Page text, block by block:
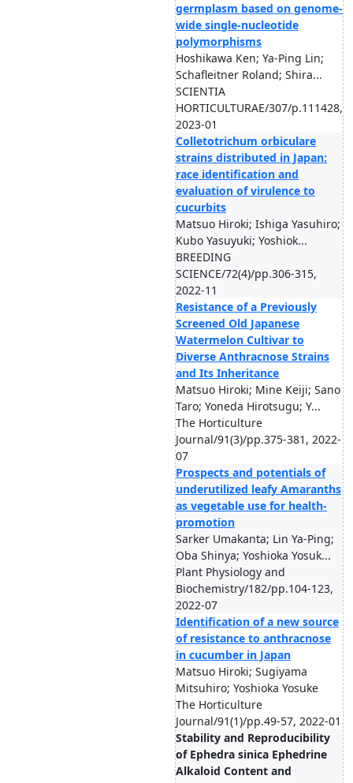
germplasm based on genome-
wide single-nucleotide
polymorphisms
Hoshikawa Ken; Ya-Ping Lin;
Schafleitner Roland; Shira...
SCIENTIA
HORTICULTURAE/307/p.111428,
2023-01
Colletotrichum orbiculare
strains distributed in Japan:
race identification and
evaluation of virulence to
cucurbits
Matsuo Hiroki; Ishiga Yasuhiro;
Kubo Yasuyuki; Yoshiok...
BREEDING
SCIENCE/72(4)/pp.306-315,
2022-11
Resistance of a Previously
Screened Old Japanese
Watermelon Cultivar to
Diverse Anthracnose Strains
and Its Inheritance
Matsuo Hiroki; Mine Keiji; Sano
Taro; Yoneda Hirotsugu; Y...
The Horticulture
Journal/91(3)/pp.375-381, 2022-
07
Prospects and potentials of
underutilized leafy Amaranths
as vegetable use for health-
promotion
Sarker Umakanta; Lin Ya-Ping;
Oba Shinya; Yoshioka Yosuk...
Plant Physiology and
Biochemistry/182/pp.104-123,
2022-07
Identification of a new source
of resistance to anthracnose
in cucumber in Japan
Matsuo Hiroki; Sugiyama
Mitsuhiro; Yoshioka Yosuke
The Horticulture
Journal/91(1)/pp.49-57, 2022-01
Stability and Reproducibility
of Ephedra sinica Ephedrine
Alkaloid Content and